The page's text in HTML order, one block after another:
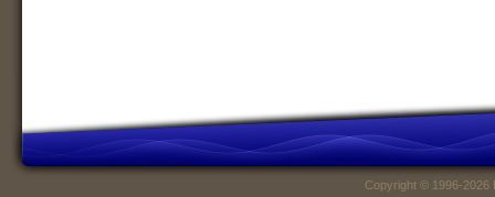
Copyright © 1996-2026